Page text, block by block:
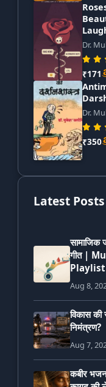
Dr.
₹171
Dr.
₹350
Latest Posts
सामाजिक
गीत |
Playlist
Aug 8,
विकास की
निमंत्रण?
Aug 7,
कबीर